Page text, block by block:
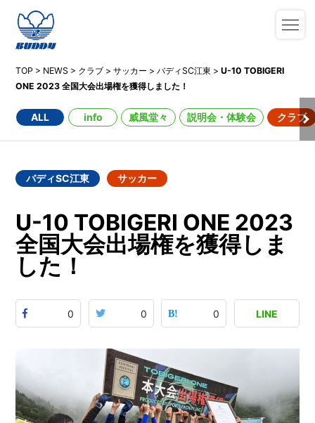
TOP > NEWS > クラブ >サッカー >バディSC江東 >U-10 TOBIGERI
ONE 2023 全国大会出場権を獲得しました！
ALL info 威風堂々 説明会・体験会 クラブ
バディSC江東 サッカー
U-10 TOBIGERI ONE 2023
全国大会出場権を獲得しま
した！
0 0 0 LINE